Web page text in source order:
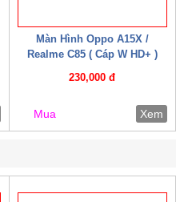
Màn Hình Oppo A15X /
Realme C85 ( Cáp W HD+ )
230,000 đ
Mua Xem